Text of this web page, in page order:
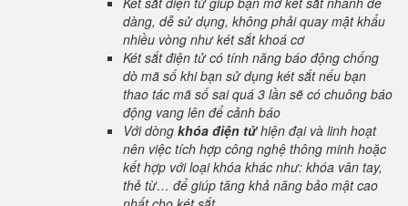
dàng, dễ sử dụng, không phải quay mật khẩu
nhiều vòng như két sắt khoá cơ
Két sắt điện tử có tính năng báo động chống
dò mã số khi bạn sử dụng két sắt nếu bạn
thao tác mã số sai quá 3 lần sẽ có chuông báo
động vang lên để cảnh báo
Với dòng khóa điện tửhiện đại và linh hoạt
nên việc tích hợp công nghệ thông minh hoặc
kết hợp với loại khóa khác như: khóa vân tay,
thẻ từ… để giúp tăng khả năng bảo mật cao